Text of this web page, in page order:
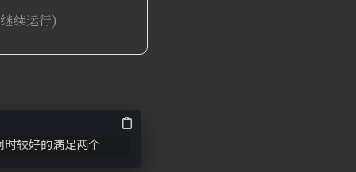
续运行)
时较好的满足两个